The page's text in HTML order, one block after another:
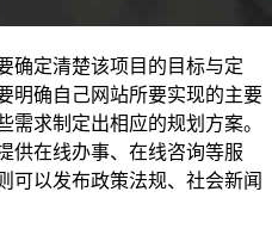
确定清楚该项目的目标与定
明确自己网站所要实现的主要
需求制定出相应的规划方案。
供在线办事、在线咨询等服
可以发布政策法规、社会新闻